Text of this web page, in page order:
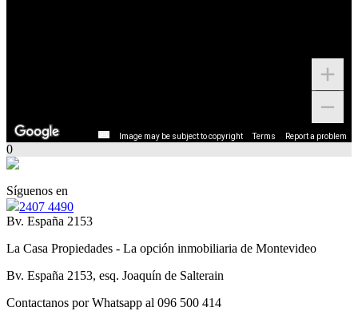
Image may be subject to copyright Terms Report a problem
0
Síguenos en
2407 4490
Bv. España 2153
La Casa Propiedades - La opción inmobiliaria de Montevideo
Bv. España 2153, esq. Joaquín de Salterain
Contactanos por Whatsapp al 096 500 414